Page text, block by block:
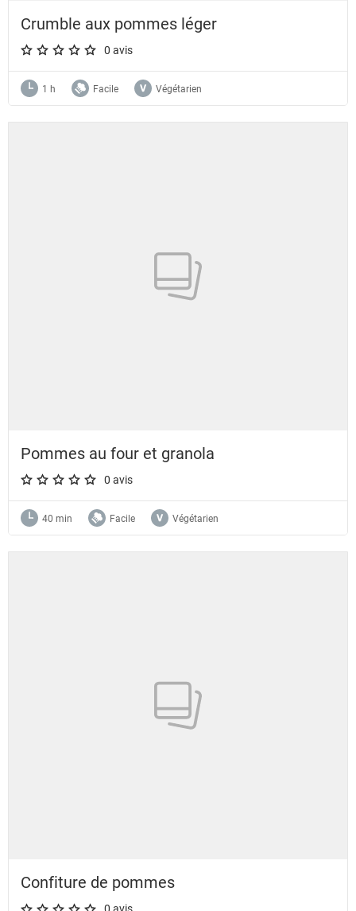
Crumble aux pommes léger
A star rating of 0 out of 5.
0 avis
1 h Facile Végétarien
Pommes au four et granola
A star rating of 0 out of 5.
0 avis
40 min Facile Végétarien
Confiture de pommes